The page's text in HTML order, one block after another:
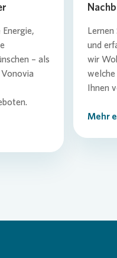
– als
Vonovia
und
wir
Ihnen
Mehr